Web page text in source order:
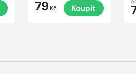
79 Kč Koupit